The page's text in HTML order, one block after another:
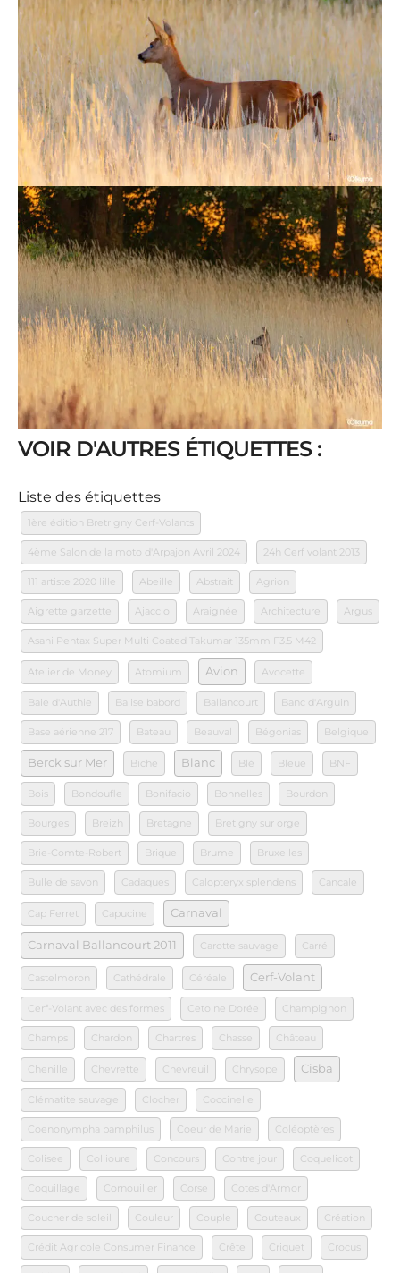
VOIR D'AUTRES ÉTIQUETTES :
Liste des étiquettes
1ère édition Bretrigny Cerf-Volants
4ème Salon de la moto d'Arpajon Avril 2024 24h Cerf volant 2013
111 artiste 2020 lille Abeille Abstrait Agrion
Aigrette garzette Ajaccio Araignée Architecture Argus
Asahi Pentax Super Multi Coated Takumar 135mm F3.5 M42
Atelier de Money Atomium Avion Avocette
Baie d'Authie Balise babord Ballancourt Banc d'Arguin
Base aérienne 217 Bateau Beauval Bégonias Belgique
Berck sur Mer Biche Blanc Blé Bleue BNF
Bois Bondoufle Bonifacio Bonnelles Bourdon
Bourges Breizh Bretagne Bretigny sur orge
Brie-Comte-Robert Brique Brume Bruxelles
Bulle de savon Cadaques Calopteryx splendens Cancale
Cap Ferret Capucine Carnaval
Carnaval Ballancourt 2011 Carotte sauvage Carré
Castelmoron Cathédrale Céréale Cerf-Volant
Cerf-Volant avec des formes Cetoine Dorée Champignon
Champs Chardon Chartres Chasse Château
Chenille Chevrette Chevreuil Chrysope Cisba
Clématite sauvage Clocher Coccinelle
Coenonympha pamphilus Coeur de Marie Coléoptères
Colisee Collioure Concours Contre jour Coquelicot
Coquillage Cornouiller Corse Cotes d'Armor
Coucher de soleil Couleur Couple Couteaux Création
Crédit Agricole Consumer Finance Crête Criquet Crocus